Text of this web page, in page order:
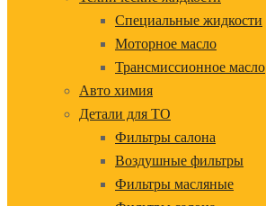
Специальные жидкости
Моторное масло
Трансмиссионное масло
Авто химия
Детали для ТО
Фильтры салона
Воздушные фильтры
Фильтры масляные